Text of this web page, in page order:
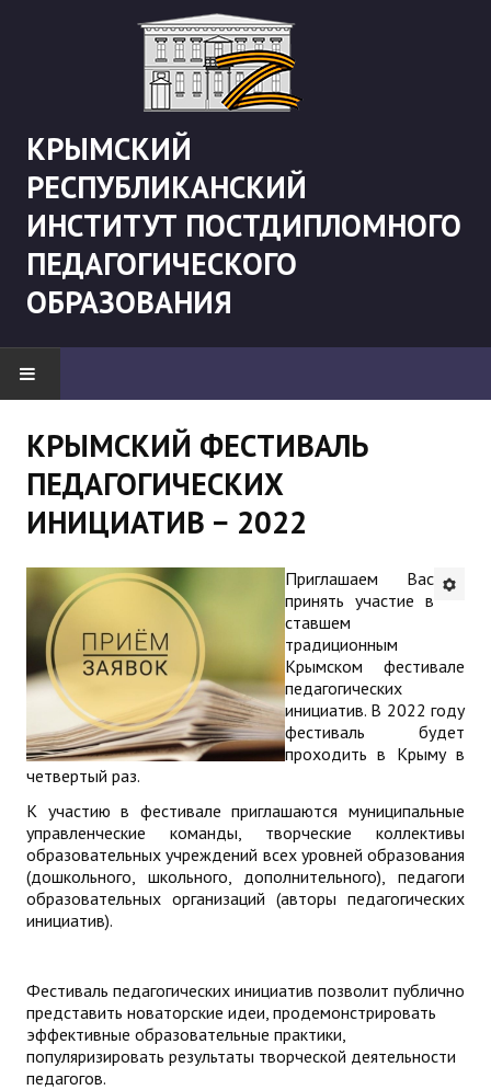
КРЫМСКИЙ
РЕСПУБЛИКАНСКИЙ
ИНСТИТУТ ПОСТДИПЛОМНОГО
ПЕДАГОГИЧЕСКОГО
ОБРАЗОВАНИЯ
"Боевая" русистика
Будни института
АНОНСЫ
ИНСТИТУТ
Противодействие коррупции
В ПОМОЩЬ УЧИТЕЛЮ
Организация УВП
ГИА
Карта ГИА РК
Советуем прочитать
ДПО
Профессиональная переподготовка
КРЫМСКИЙ ФЕСТИВАЛЬ
ПЕДАГОГИЧЕСКИХ
ИНИЦИАТИВ − 2022
Приглашаем Вас
принять участие в
ставшем
традиционным
Крымском фестивале
педагогических
инициатив. В 2022 году
фестиваль будет
проходить в Крыму в
четвертый раз.
К участию в фестивале приглашаются муниципальные
управленческие команды, творческие коллективы
образовательных учреждений всех уровней образования
(дошкольного, школьного, дополнительного), педагоги
образовательных организаций (авторы педагогических
инициатив).
Фестиваль педагогических инициатив позволит публично
представить новаторские идеи, продемонстрировать
эффективные образовательные практики,
популяризировать результаты творческой деятельности
педагогов.